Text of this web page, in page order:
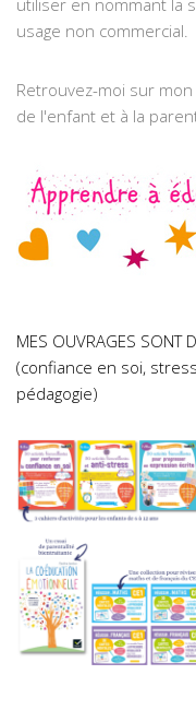
usage non commercial.
Retrouvez-moi sur
de l'enfant et à la
MES OUVRAGES SONT
(confiance en soi,
pédagogie)